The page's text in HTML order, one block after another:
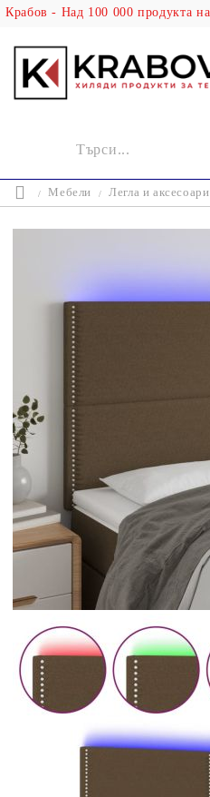
Мебели Легла и аксесоари